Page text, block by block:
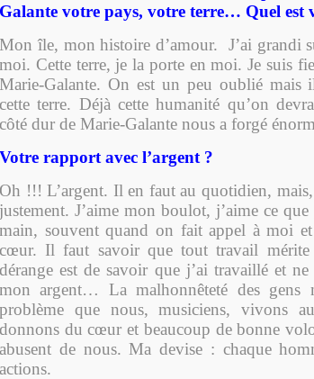
Galante votre pays, votre terre… Quel est
Mon île, mon histoire d’amour. J’ai grandi
moi. Cette terre, je la porte en moi. Je suis
Marie-Galante. On est un peu oublié mais
cette terre. Déjà cette humanité qu’on
côté dur de Marie-Galante nous a forgé
Votre rapport avec l’argent ?
Oh !!! L’argent. Il en faut au quotidien,
justement. J’aime mon boulot, j’aime ce
main, souvent quand on fait appel à moi
cœur. Il faut savoir que tout travail
dérange est de savoir que j’ai travaillé et
mon argent… La malhonnêteté des gens
problème que nous, musiciens, vivons
donnons du cœur et beaucoup de bonne
abusent de nous. Ma devise : chaque
actions.